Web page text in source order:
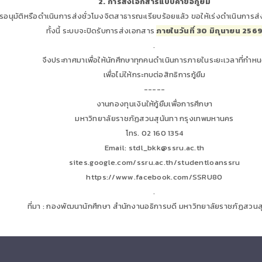
นุมัติหรือดำเนินการส่งชั่วโมงจิตสาธารณะเรียบร้อยแล้ว ขอให้เร่งดำเนินการ
ทั้งนี้ ระบบจะปิดรับการส่งเอกสารภายในวันที่ 30 มิถุนายน 2569
.
จึงประกาศมาเพื่อให้นักศึกษาทุกคนดำเนินการภายในระยะเวลาที่กำห
เพื่อไม่ให้กระทบต่อสิทธิการกู้ยืม
-----
งานกองทุนเงินให้กู้ยืมเพื่อการศึกษา
มหาวิทยาลัยราชภัฏสวนสุนันทา กรุงเทพมหานคร
โทร. 02 160 1354
Email: stdl_bkk@ssru.ac.th
sites.google.com/ssru.ac.th/studentloanssru
https://www.facebook.com/SSRU80
.
ที่มา : กองพัฒนานักศึกษา สำนักงานอธิการบดี มหาวิทยาลัยราชภัฏสวน